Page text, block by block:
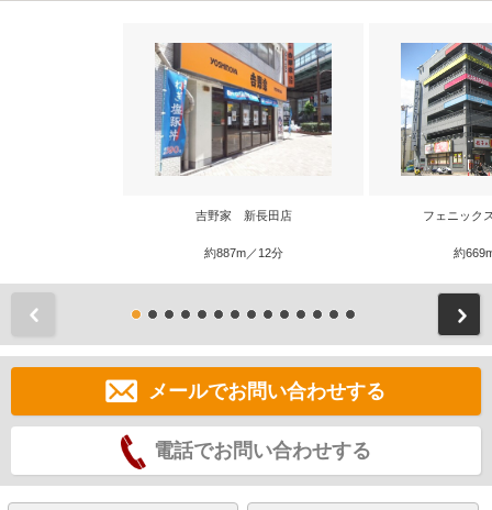
吉野家 新長田店
約887m／12分
フェニック
約
メールでお問い合わせする
電話でお問い合わせする